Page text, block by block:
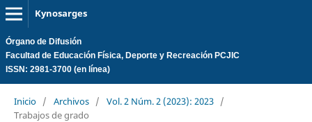
Kynosarges
Órgano de Difusión
Facultad de Educación Física, Deporte y Recreación PCJIC
ISSN: 2981-3700 (en línea)
Inicio / Archivos / Vol. 2 Núm. 2 (2023): 2023 /
Trabajos de grado